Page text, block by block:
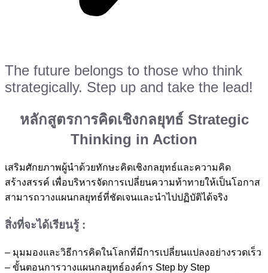
The future belongs to those who think
strategically. Step up and take the lead!
หลักสูตรการคิดเชิงกลยุทธ์ Strategic
Thinking in Action
เสริมศักยภาพผู้นำด้วยทักษะคิดเชิงกลยุทธ์และความคิด
สร้างสรรค์ เพื่อบริหารจัดการเปลี่ยนความท้าทายให้เป็นโอกาส
สามารถวางแผนกลยุทธ์ที่ชัดเจนและนำไปปฏิบัติได้จริง
สิ่งที่จะได้เรียนรู้ :
– มุมมองและวิธีการคิดในโลกที่มีการเปลี่ยนแปลงอย่างรวดเร็ว
– ขั้นตอนการวางแผนกลยุทธ์องค์กร Step by Step